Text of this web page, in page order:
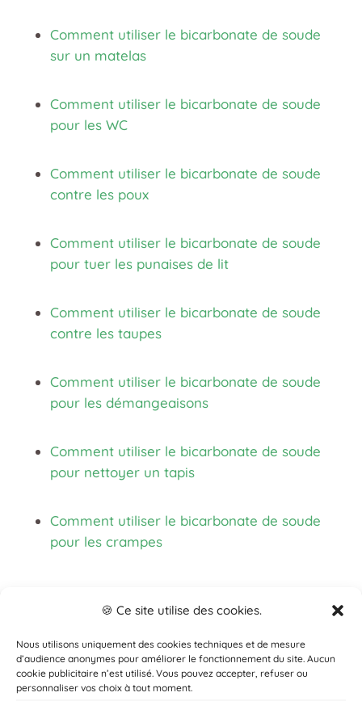
🍪 Ce site utilise des cookies.
Nous utilisons uniquement des cookies techniques et de mesure
d’audience anonymes pour améliorer le fonctionnement du site. Aucun
cookie publicitaire n’est utilisé. Vous pouvez accepter, refuser ou
personnaliser vos choix à tout moment.
Comment utiliser le bicarbonate de soude
sur un matelas
Comment utiliser le bicarbonate de soude
pour les WC
Comment utiliser le bicarbonate de soude
contre les poux
Comment utiliser le bicarbonate de soude
pour tuer les punaises de lit
Comment utiliser le bicarbonate de soude
contre les taupes
Comment utiliser le bicarbonate de soude
pour les démangeaisons
Comment utiliser le bicarbonate de soude
pour nettoyer un tapis
Comment utiliser le bicarbonate de soude
pour les crampes
© 2025 Le Zéro Déchet Facile.